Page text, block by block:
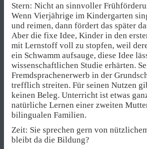
Stern: Nicht an sinnvoller
Wenn Vierjährige im Kindergarten
und reimen, dann fördert das später
Aber die fixe Idee, Kinder in den
mit Lernstoff voll zu stopfen, weil
ein Schwamm aufsauge, diese Idee
wissenschaftlichen Studie erhärten.
Fremdsprachenerwerb in der
trefflich streiten. Für seinen Nutzen
keinen Beleg. Unterricht ist etwas
natürliche Lernen einer zweiten
bilingualen Familien.
Zeit: Sie sprechen gern von
bleibt da die Bildung?